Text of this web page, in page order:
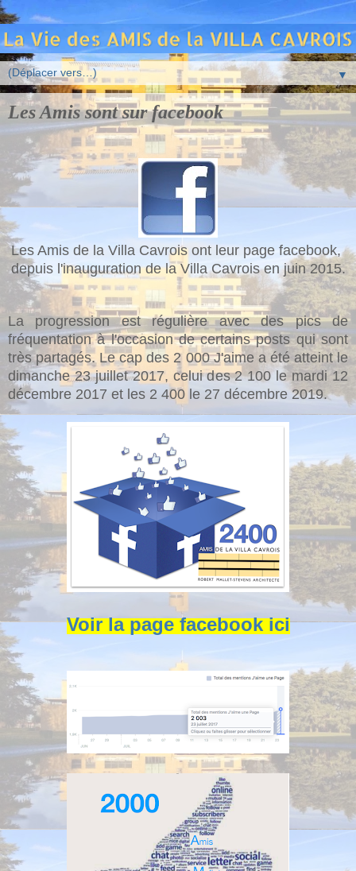
▼
Les Amis sont sur facebook
Les Amis de la Villa Cavrois ont leur page facebook,
depuis l'inauguration de la Villa Cavrois en juin 2015.
La progression est régulière avec des pics de
fréquentation à l'occasion de certains posts qui sont
très partagés. Le cap des 2 000 J'aime a été atteint le
dimanche 23 juillet 2017, celui des 2 100 le mardi 12
décembre 2017 et les 2 400 le 27 décembre 2019.
Voir la page facebook ici